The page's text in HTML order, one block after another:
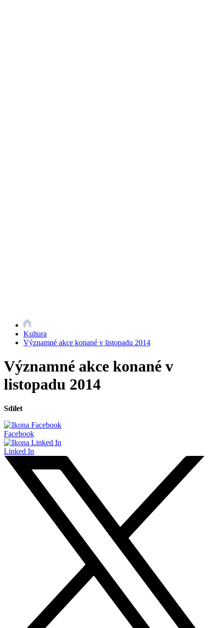
Kultura
Významné akce konané v listopadu 2014
Významné akce konané v
listopadu 2014
Sdílet
Facebook
Linked In